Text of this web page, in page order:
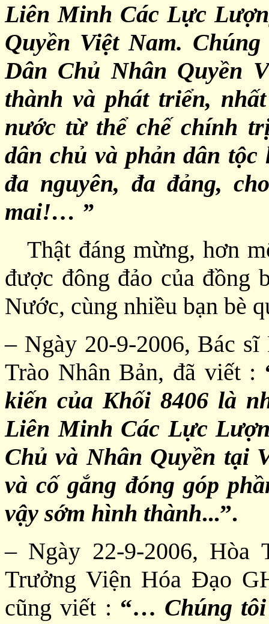
Liên Minh Các Lực
Quyền Việt Nam.
Dân Chủ Nhân Quyền
thành và phát triển,
nước từ thể chế chính
dân chủ và phản dân
đa nguyên, đa đảng,
mai!… ”
Thật đáng mừng, hơn
được đông đảo của đồng
Nước, cùng nhiều bạn bè
– Ngày 20-9-2006, Bác
Trào Nhân Bản, đã viết :
kiến của Khối 8406 là
Liên Minh Các Lực
Chủ và Nhân Quyền tại
và cố gắng đóng góp
vậy sớm hình thành...”.
– Ngày 22-9-2006, Hòa
Trưởng Viện Hóa Đạo
cũng viết : “… Chúng